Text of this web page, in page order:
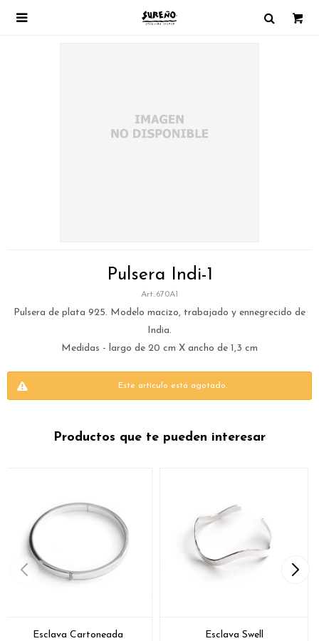

Pulsera Indi-1
670A1
Pulsera de plata 925. Modelo macizo, trabajado y ennegrecido de
India.
Medidas - largo de 20 cm X ancho de 1,3 cm
Este artículo está agotado.
Productos que te pueden interesar
Esclava Cartoneada Esclava Swell